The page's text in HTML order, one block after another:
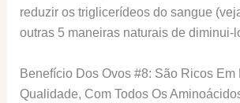
reduzir os triglicerídeos do sangue
outras 5 maneiras naturais de diminui-
Benefício Dos Ovos #8: São Ricos Em
Qualidade, Com Todos Os